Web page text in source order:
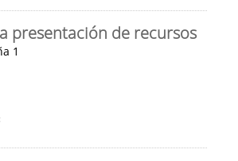
presentación de recursos
1